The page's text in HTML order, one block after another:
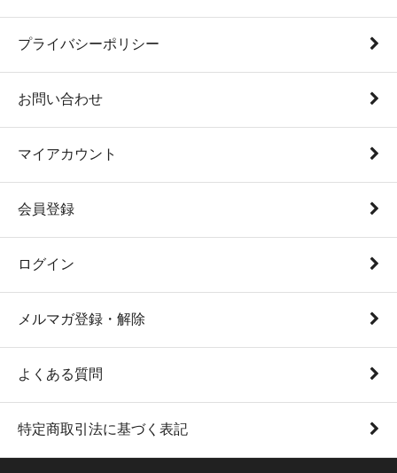
プライバシーポリシー
お問い合わせ
マイアカウント
会員登録
ログイン
メルマガ登録・解除
よくある質問
特定商取引法に基づく表記